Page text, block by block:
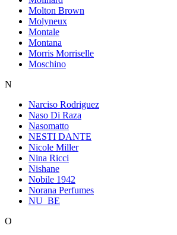
Molton Brown
Molyneux
Montale
Montana
Morris Morriselle
Moschino
N
Narciso Rodriguez
Naso Di Raza
Nasomatto
NESTI DANTE
Nicole Miller
Nina Ricci
Nishane
Nobile 1942
Norana Perfumes
NU_BE
O